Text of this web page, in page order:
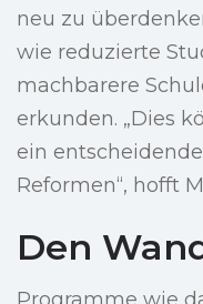
neu zu
wie reduzierte
machbarere
erkunden. „Dies
ein
Reformen“, hofft
Den